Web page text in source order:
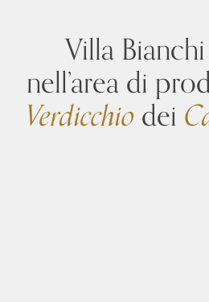
Villa
nell’area di
Verdicchiodei